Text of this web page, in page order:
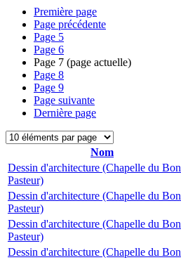
Première page
Page précédente
Page 5
Page 6
Page 7 (page actuelle)
Page 8
Page 9
Page suivante
Dernière page
Nom
Dessin d'architecture (Chapelle du Bon
Pasteur)
Dessin d'architecture (Chapelle du Bon
Pasteur)
Dessin d'architecture (Chapelle du Bon
Pasteur)
Dessin d'architecture (Chapelle du Bon